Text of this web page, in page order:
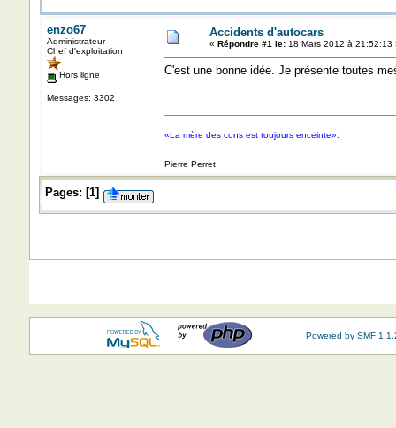
enzo67
Administrateur
Chef d'exploitation
Hors ligne
Messages: 3302
Accidents d'autocars
« Répondre #1 le:18 Mars 2012 à 21:52:13
C'est une bonne idée. Je présente toutes
«La mère des cons est toujours enceinte».
Pierre Perret
Pages: [1]
Powered by SMF